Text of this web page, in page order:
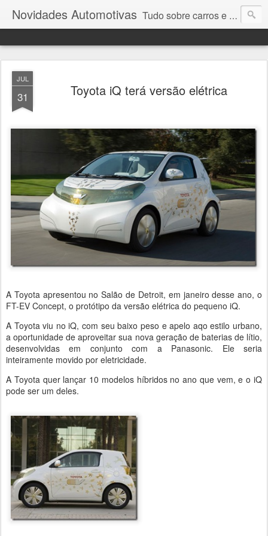
Novidades Automotivas Tudo sobre carros e motores
JUL
31 Toyota iQ terá versão elétrica
A Toyota apresentou no Salão de Detroit, em janeiro desse ano, o
FT-EV Concept, o protótipo da versão elétrica do pequeno iQ.
A Toyota viu no iQ, com seu baixo peso e apelo aqo estilo urbano,
a oportunidade de aproveitar sua nova geração de baterias de lítio,
desenvolvidas em conjunto com a Panasonic. Ele seria
inteiramente movido por eletricidade.
A Toyota quer lançar 10 modelos híbridos no ano que vem, e o iQ
pode ser um deles.